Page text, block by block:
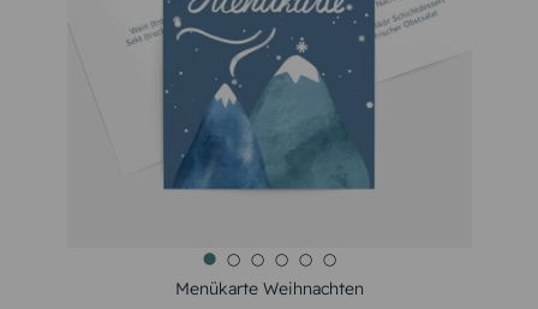
Menükarte Weihnachten